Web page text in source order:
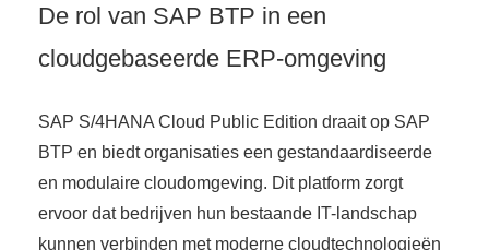
De rol van SAP BTP in een
cloudgebaseerde ERP-omgeving
SAP S/4HANA Cloud Public Edition draait op SAP
BTP en biedt organisaties een gestandaardiseerde
en modulaire cloudomgeving. Dit platform zorgt
ervoor dat bedrijven hun bestaande IT-landschap
kunnen verbinden met moderne cloudtechnologieën